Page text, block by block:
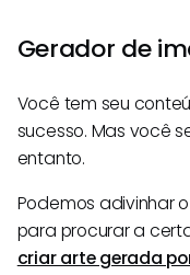
Gerador de
Você tem seu
sucesso. Mas você
entanto.
Podemos adivinhar
para procurar a
criar arte gerada